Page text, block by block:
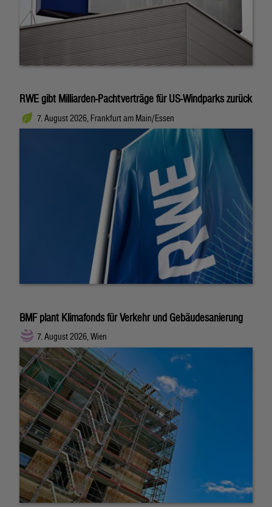
RWE gibt Milliarden-Pachtverträge für US-Windparks zurück
7. August 2026, Frankfurt am Main/Essen
BMF plant Klimafonds für Verkehr und Gebäudesanierung
7. August 2026, Wien